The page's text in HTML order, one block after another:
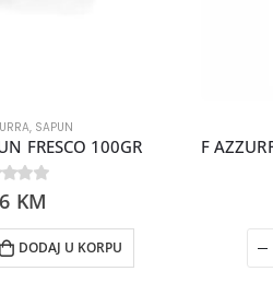
, SAPUN
FRESCO 100GR
of 5
KM
DODAJ U KORPU